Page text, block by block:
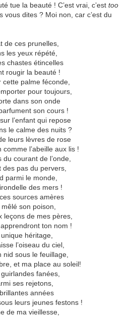
tue la beauté ! C’est vrai, c’est too
vous dites ? Moi non, car c’est du
de ces prunelles,
les yeux répété,
chastes étincelles
rougir la beauté !
palme féconde,
pour toujours,
dans son onde
son cours !
l’enfant qui repose
le calme des nuits ?
leurs lèvres de rose
l’abeille aux lis !
courant de l’onde,
des pas du pervers,
parmi le monde,
des mers !
sources amères
son poison,
leçons de mes pères,
ton nom !
héritage,
l’oiseau du ciel,
nid sous le feuillage,
et ma place au soleil!
fanées,
ses rejetons,
années
leurs jeunes festons !
de ma vieillesse,